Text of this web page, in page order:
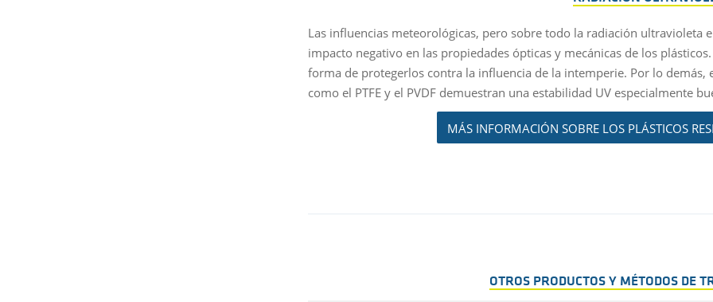
Las influencias meteorológicas, pero sobre todo la radiación ultravioleta
impacto negativo en las propiedades ópticas y mecánicas de los
forma de protegerlos contra la influencia de la intemperie. Por lo
como el PTFE y el PVDF demuestran una estabilidad UV especialmente
MÁS INFORMACIÓN SOBRE LOS PLÁSTICOS
OTROS PRODUCTOS Y MÉTODOS DE